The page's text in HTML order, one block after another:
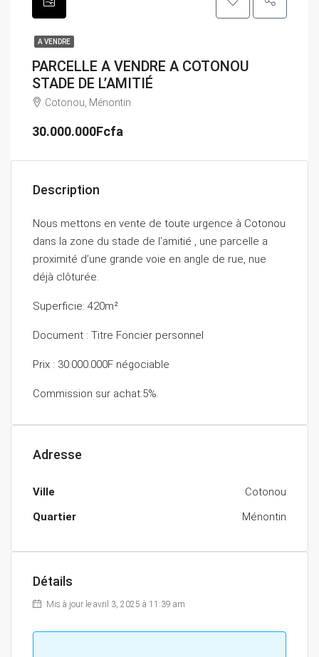
A VENDRE
PARCELLE A VENDRE A COTONOU
STADE DE L’AMITIÉ
Cotonou, Ménontin
30.000.000Fcfa
Description
Nous mettons en vente de toute urgence à Cotonou
dans la zone du stade de l’amitié , une parcelle a
proximité d’une grande voie en angle de rue, nue
déjà clôturée.
Superficie: 420m²
Document : Titre Foncier personnel
Prix : 30.000.000F négociable
Commission sur achat:5%.
Adresse
Ville
Cotonou
Quartier
Ménontin
Détails
Mis à jour le avril 3, 2025 à 11:39 am